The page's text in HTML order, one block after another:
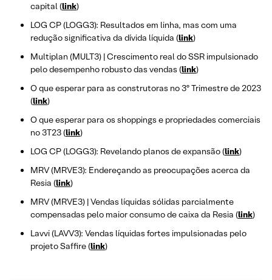
capital (link)
LOG CP (LOGG3): Resultados em linha, mas com uma
redução significativa da dívida líquida (link)
Multiplan (MULT3) | Crescimento real do SSR impulsionado
pelo desempenho robusto das vendas (link)
O que esperar para as construtoras no 3º Trimestre de 2023
(link)
O que esperar para os shoppings e propriedades comerciais
no 3T23 (link)
LOG CP (LOGG3): Revelando planos de expansão (link)
MRV (MRVE3): Endereçando as preocupações acerca da
Resia (link)
MRV (MRVE3) | Vendas líquidas sólidas parcialmente
compensadas pelo maior consumo de caixa da Resia (link)
Lavvi (LAVV3): Vendas líquidas fortes impulsionadas pelo
projeto Saffire (link)